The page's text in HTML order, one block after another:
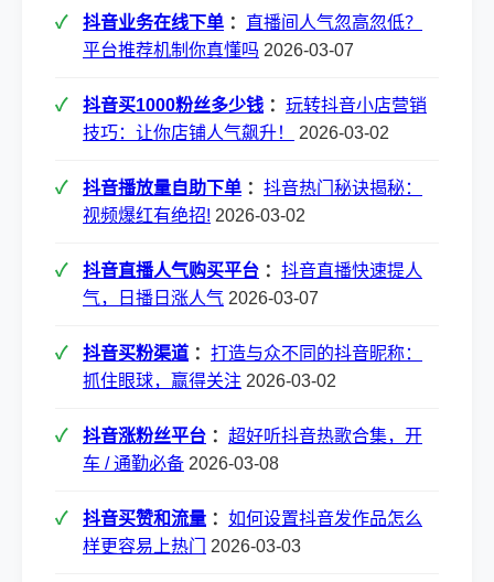
抖音业务在线下单 ： 直播间人气忽高忽低？
平台推荐机制你真懂吗 2026-03-07
抖音买1000粉丝多少钱 ： 玩转抖音小店营销
技巧：让你店铺人气飙升！
2026-03-02
抖音播放量自助下单 ： 抖音热门秘诀揭秘：
视频爆红有绝招! 2026-03-02
抖音直播人气购买平台 ： 抖音直播快速提人
气，日播日涨人气 2026-03-07
抖音买粉渠道 ： 打造与众不同的抖音昵称：
抓住眼球，赢得关注 2026-03-02
抖音涨粉丝平台 ： 超好听抖音热歌合集，开
车 / 通勤必备 2026-03-08
抖音买赞和流量 ： 如何设置抖音发作品怎么
样更容易上热门
2026-03-03